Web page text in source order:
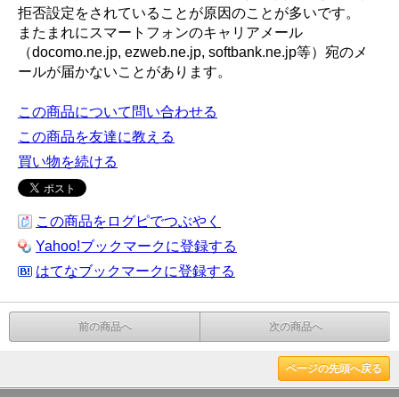
拒否設定をされていることが原因のことが多いです。
またまれにスマートフォンのキャリアメール
（docomo.ne.jp, ezweb.ne.jp, softbank.ne.jp等）宛のメ
ールが届かないことがあります。
この商品について問い合わせる
この商品を友達に教える
買い物を続ける
この商品をログピでつぶやく
Yahoo!ブックマークに登録する
はてなブックマークに登録する
前の商品へ 次の商品へ
ページの先頭へ戻る